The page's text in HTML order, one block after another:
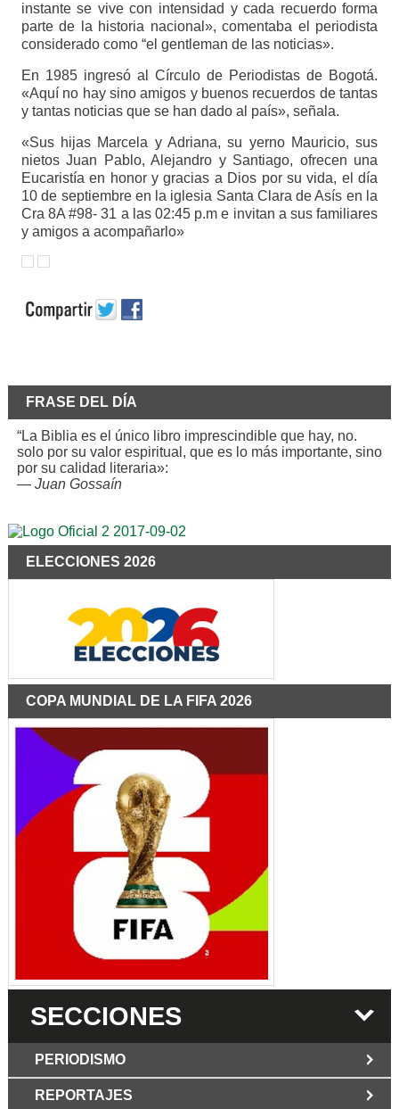
instante se vive con intensidad y cada recuerdo forma
parte de la historia nacional», comentaba el periodista
considerado como “el gentleman de las noticias».
En 1985 ingresó al Círculo de Periodistas de Bogotá.
«Aquí no hay sino amigos y buenos recuerdos de tantas
y tantas noticias que se han dado al país», señala.
«Sus hijas Marcela y Adriana, su yerno Mauricio, sus
nietos Juan Pablo, Alejandro y Santiago, ofrecen una
Eucaristía en honor y gracias a Dios por su vida, el día
10 de septiembre en la iglesia Santa Clara de Asís en la
Cra 8A #98- 31 a las 02:45 p.m e invitan a sus familiares
y amigos a acompañarlo»
FRASE DEL DÍA
“La Biblia es el único libro imprescindible que hay, no.
solo por su valor espiritual, que es lo más importante, sino
por su calidad literaria»:
— Juan Gossaín
ELECCIONES 2026
COPA MUNDIAL DE LA FIFA 2026
SECCIONES
PERIODISMO
REPORTAJES